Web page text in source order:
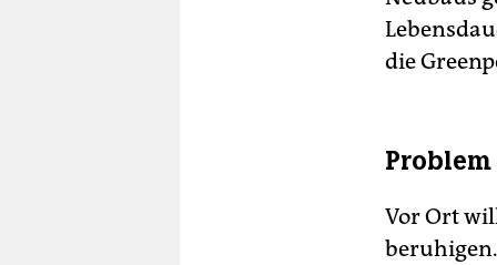
die
Vor Ort